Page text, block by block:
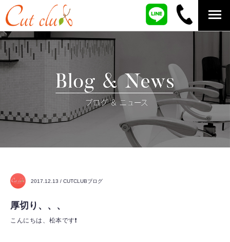
2017.12.13 / CUTCLUBブログ
厚切り、、、
こんにちは、松本です❗️